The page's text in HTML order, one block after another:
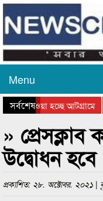
Menu
সর্বশেষ
যাওয়া হচ্ছে আটগ্রামে
»
উদ্বোধন হবে
প্রকাশিত: ২৮. অক্টোবর. ২০২১ |